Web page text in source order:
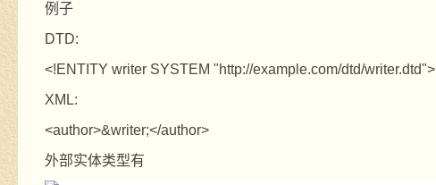
例子
DTD:
<!ENTITY writer SYSTEM "http://example.com/dtd/writer.dtd">
XML:
<author>&writer;</author>
外部实体类型有